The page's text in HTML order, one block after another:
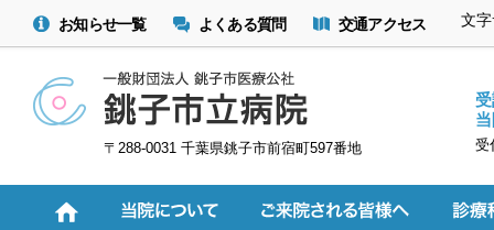
お知らせ一覧 よくある質問 交通アクセス 文
〒288-0031 千葉県銚子市前宿町597番地 受